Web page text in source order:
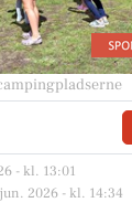
- kl. 13:01
2026 - kl. 14:34